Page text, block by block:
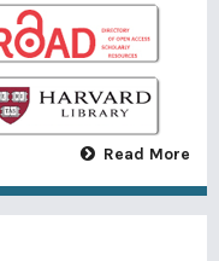
Read More